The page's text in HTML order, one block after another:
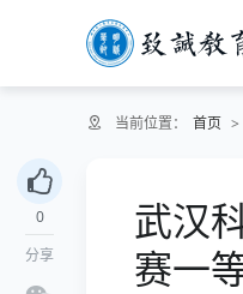
当前位置： 首页 >
0
分享
武汉
赛一